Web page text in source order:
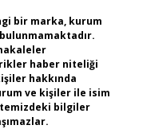
bir marka, kurum
haber niteliği
hakkında
ve kişiler ile isim
bilgiler